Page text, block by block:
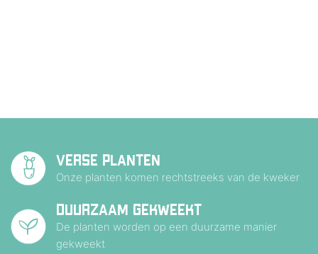
VERSE PLANTEN
Onze planten komen rechtstreeks van de kweker
DUURZAAM GEKWEEKT
De planten worden op een duurzame manier
gekweekt